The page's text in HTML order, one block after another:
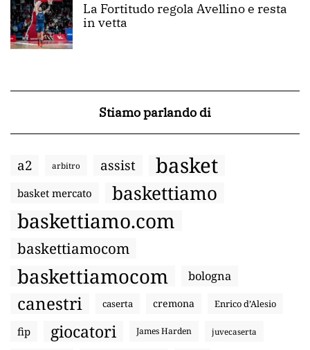
La Fortitudo regola Avellino e resta
in vetta
Stiamo parlando di
a2 arbitro assist basket
basket mercato baskettiamo
baskettiamo.com
baskettiamocom
baskettiamocom bologna
canestri caserta cremona Enrico d’Alesio
fip giocatori James Harden juvecaserta